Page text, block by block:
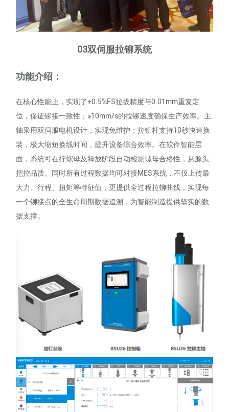
03双伺服拉铆系统
功能介绍：
在核心性能上，实现了±0.5%FS拉拔精度与0.01mm重复定
位，保证铆接一致性；≥10mm/s的拉铆速度确保生产效率。主
轴采用双伺服电机设计，实现免维护；拉铆杆支持10秒快速换
装，极大缩短换线时间，提升设备综合效率。在软件智能层
面，系统可在拧螺母及释放阶段自动检测螺母合格性，从源头
把控品质。同时所有过程数据均可对接MES系统，不仅上传最
大力、行程、扭矩等特征值，更提供全过程拉铆曲线，实现每
一个铆接点的全生命周期数据追溯，为智能制造提供坚实的数
据支撑。